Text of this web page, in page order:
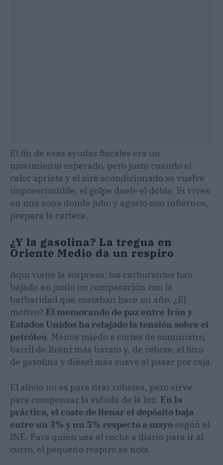
El fin de esas ayudas fiscales era un
movimiento esperado, pero justo cuando el
calor aprieta y el aire acondicionado se vuelve
imprescindible, el golpe duele el doble. Si vives
en una zona donde julio y agosto son infiernos,
prepara la cartera.
¿Y la gasolina? La tregua en
Oriente Medio da un respiro
Aquí viene la sorpresa: los carburantes han
bajado en junio en comparación con la
barbaridad que costaban hace un año. ¿El
motivo? El memorando de paz entre Irán y
Estados Unidos ha relajado la tensión sobre el
petróleo. Menos miedo a cortes de suministro,
barril de Brent más barato y, de rebote, el litro
de gasolina y diésel más suave al pasar por caja.
El alivio no es para tirar cohetes, pero sirve
para compensar la subida de la luz. En la
práctica, el coste de llenar el depósito baja
entre un 3% y un 5% respecto a mayo según el
INE. Para quien usa el coche a diario para ir al
curro, el pequeño respiro se nota.